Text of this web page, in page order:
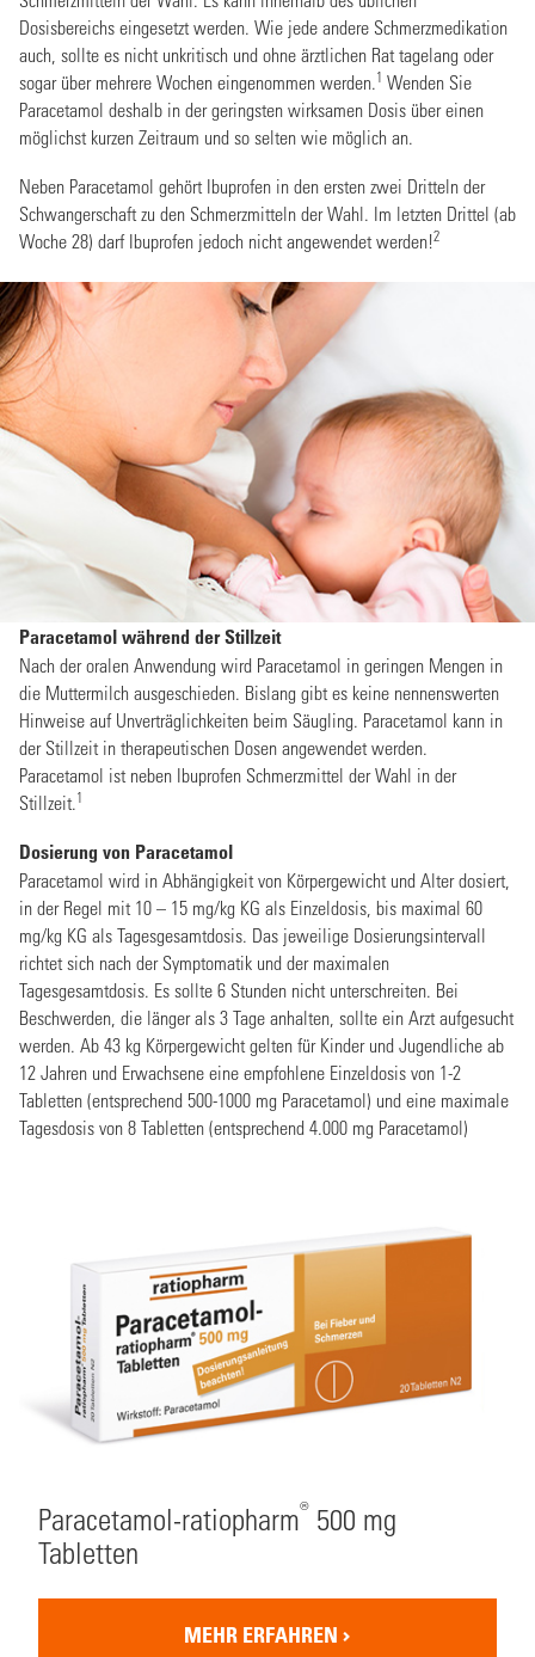
Dosisbereichs eingesetzt werden. Wie jede andere Schmerzmedikation
auch, sollte es nicht unkritisch und ohne ärztlichen Rat tagelang oder
sogar über mehrere Wochen eingenommen werden.1 Wenden Sie
Paracetamol deshalb in der geringsten wirksamen Dosis über einen
möglichst kurzen Zeitraum und so selten wie möglich an.
Neben Paracetamol gehört Ibuprofen in den ersten zwei Dritteln der
Schwangerschaft zu den Schmerzmitteln der Wahl. Im letzten Drittel (ab
Woche 28) darf Ibuprofen jedoch nicht angewendet werden!2
Paracetamol während der Stillzeit
Nach der oralen Anwendung wird Paracetamol in geringen Mengen in
die Muttermilch ausgeschieden. Bislang gibt es keine nennenswerten
Hinweise auf Unverträglichkeiten beim Säugling. Paracetamol kann in
der Stillzeit in therapeutischen Dosen angewendet werden.
Paracetamol ist neben Ibuprofen Schmerzmittel der Wahl in der
Stillzeit.1
Dosierung von Paracetamol
Paracetamol wird in Abhängigkeit von Körpergewicht und Alter dosiert,
in der Regel mit 10 – 15 mg/kg KG als Einzeldosis, bis maximal 60
mg/kg KG als Tagesgesamtdosis. Das jeweilige Dosierungsintervall
richtet sich nach der Symptomatik und der maximalen
Tagesgesamtdosis. Es sollte 6 Stunden nicht unterschreiten. Bei
Beschwerden, die länger als 3 Tage anhalten, sollte ein Arzt aufgesucht
werden. Ab 43 kg Körpergewicht gelten für Kinder und Jugendliche ab
12 Jahren und Erwachsene eine empfohlene Einzeldosis von 1-2
Tabletten (entsprechend 500-1000 mg Paracetamol) und eine maximale
Tagesdosis von 8 Tabletten (entsprechend 4.000 mg Paracetamol)
Paracetamol-ratiopharm® 500 mg
Tabletten
MEHR ERFAHREN